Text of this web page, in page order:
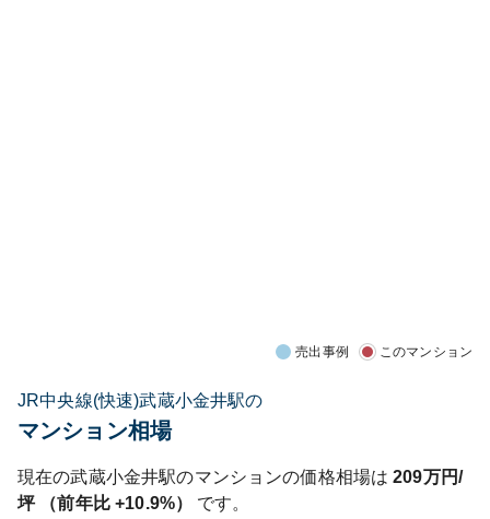
売出事例 このマンション
JR中央線(快速)武蔵小金井駅の
マンション相場
現在の武蔵小金井駅のマンションの価格相場は 209万円/
坪 （前年比+10.9%）
です。